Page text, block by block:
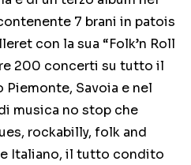
7 brani in patois
con la sua “Folk’n Roll
200 concerti su tutto il
Savoia e nel
musica no stop che
rockabilly, folk and
Italiano, il tutto condito